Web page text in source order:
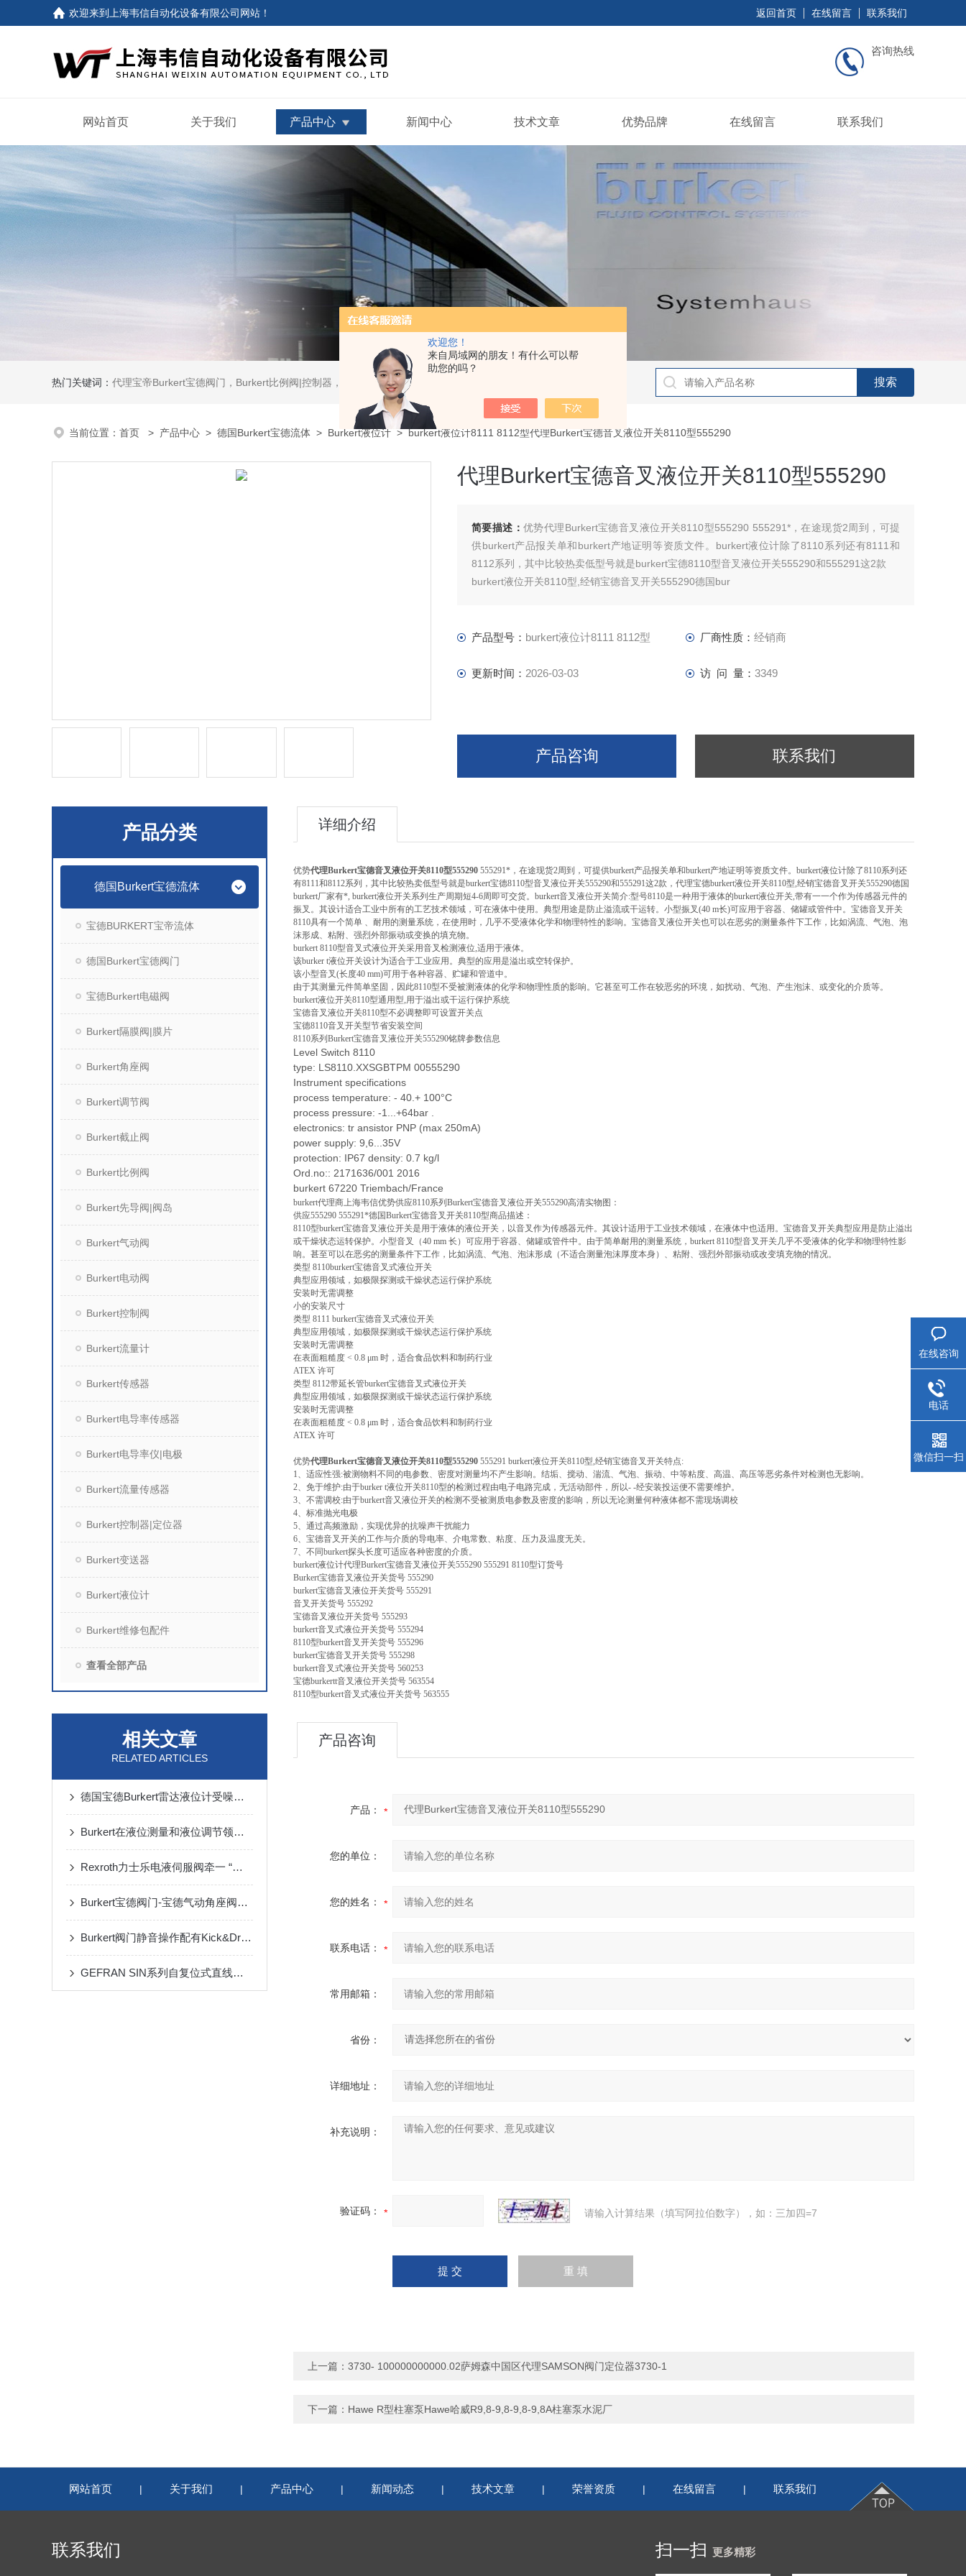
欢迎您！
来自局域网的朋友！有什么可以帮
助您的吗？
欢迎来到 上海韦信自动化设备有限公司网站 ！ 返回首页 在线留言 联系我们
咨询热线
网站首页 关于我们 产品中心 新闻中心 技术文章 优势品牌 在线留言 联系我们
热门关键词： 代理宝帝Burkert宝德阀门，Burkert比例阀|控制器，Burkert流量计，Burkert质量流量控制器，ATOS液压阀，贺德克HYDAC传感器，ASCO电磁阀，ASCO阀门，REXROTH力士乐阀泵，安沃驰Aventics电磁阀|气缸，Samson萨姆森定位器
当前位置： 首页 > 产品中心 > 德国Burkert宝德流体 > Burkert液位计 > burkert液位计8111 8112型代理Burkert宝德音叉液位开关8110型555290
代理Burkert宝德音叉液位开关8110型555290
简要描述：优势代理Burkert宝德音叉液位开关8110型555290 555291*，在途现货2周到，可提
供burkert产品报关单和burkert产地证明等资质文件。burkert液位计除了8110系列还有8111和
8112系列，其中比较热卖低型号就是burkert宝德8110型音叉液位开关555290和555291这2款
burkert液位开关8110型,经销宝德音叉开关555290德国bur
产品型号： burkert液位计8111 8112型 厂商性质： 经销商
更新时间： 2026-03-03 访 问 量： 3349
产品咨询 联系我们
产品分类
德国Burkert宝德流体
宝德BURKERT宝帝流体
德国Burkert宝德阀门
宝德Burkert电磁阀
Burkert隔膜阀|膜片
Burkert角座阀
Burkert调节阀
Burkert截止阀
Burkert比例阀
Burkert先导阀|阀岛
Burkert气动阀
Burkert电动阀
Burkert控制阀
Burkert流量计
Burkert传感器
Burkert电导率传感器
Burkert电导率仪|电极
Burkert流量传感器
Burkert控制器|定位器
Burkert变送器
Burkert液位计
Burkert维修包配件
查看全部产品
相关文章
RELATED ARTICLES
德国宝德Burkert雷达液位计受噪音影响吗？安全性高吗？
Burkert在液位测量和液位调节领域提供*解决方案
Rexroth力士乐电液伺服阀牵一 “阀” 而动全身
Burkert宝德阀门-宝德气动角座阀拆卸步骤及保养
Burkert阀门静音操作配有Kick&Drop 电子元件的阀门
GEFRAN SIN系列自复位式直线位移传感器工业设备的有备之选！
详细介绍
优势代理Burkert宝德音叉液位开关8110型555290 555291*，在途现货2周到，可提供burkert产品报关单和burkert产地证明等资质文件。burkert液位计除了8110系列还
有8111和8112系列，其中比较热卖低型号就是burkert宝德8110型音叉液位开关555290和555291这2款，代理宝德burkert液位开关8110型,经销宝德音叉开关555290德国
burkert厂家有*, burkert液位开关系列生产周期短4-6周即可交货。burkert音叉液位开关简介:型号8110是一种用于液体的burkert液位开关,带有一一个作为传感器元件的
振叉。其设计适合工业中所有的工艺技术领域，可在液体中使用。典型用途是防止溢流或干运转。小型振叉(40 m长)可应用于容器、储罐或管件中。宝德音叉开关
8110具有一个简单 、耐用的测量系统，在使用时，几乎不受液体化学和物理特性的影响。宝德音叉液位开关也可以在恶劣的测量条件下工作，比如涡流、气泡、 泡
沫形成、粘附、强烈外部振动或变换的填充物。
burkert 8110型音叉式液位开关采用音叉检测液位,适用于液体。
该burker t液位开关设计为适合于工业应用。典型的应用是溢出或空转保护。
该小型音叉(长度40 mm)可用于各种容器、贮罐和管道中。
由于其测量元件简单坚固，因此8110型不受被测液体的化学和物理性质的影响。它甚至可工作在较恶劣的环境，如扰动、气泡、产生泡沫、或变化的介质等。
burkert液位开关8110型通用型,用于溢出或干运行保护系统
宝德音叉液位开关8110型不必调整即可设置开关点
宝德8110音叉开关型节省安装空间
8110系列Burkert宝德音叉液位开关555290铭牌参数信息
Level Switch 8110
type: LS8110.XXSGBTPM 00555290
Instrument specifications
process temperature: - 40.+ 100°C
process pressure: -1...+64bar .
electronics: tr ansistor PNP (max 250mA)
power supply: 9,6...35V
protection: IP67 density: 0.7 kg/l
Ord.no:: 2171636/001 2016
burkert 67220 Triembach/France
burkert代理商上海韦信优势供应8110系列Burkert宝德音叉液位开关555290高清实物图：
供应555290 555291*德国Burkert宝德音叉开关8110型商品描述：
8110型burkert宝德音叉液位开关是用于液体的液位开关，以音叉作为传感器元件。其设计适用于工业技术领域，在液体中也适用。宝德音叉开关典型应用是防止溢出
或干燥状态运转保护。小型音叉（40 mm 长）可应用于容器、储罐或管件中。由于简单耐用的测量系统，burkert 8110型音叉开关几乎不受液体的化学和物理特性影
响。甚至可以在恶劣的测量条件下工作，比如涡流、气泡、泡沫形成（不适合测量泡沫厚度本身）、粘附、强烈外部振动或改变填充物的情况。
类型 8110burkert宝德音叉式液位开关
典型应用领域，如极限探测或干燥状态运行保护系统
安装时无需调整
小的安装尺寸
类型 8111 burkert宝德音叉式液位开关
典型应用领域，如极限探测或干燥状态运行保护系统
安装时无需调整
在表面粗糙度 < 0.8 μm 时，适合食品饮料和制药行业
ATEX 许可
类型 8112带延长管burkert宝德音叉式液位开关
典型应用领域，如极限探测或干燥状态运行保护系统
安装时无需调整
在表面粗糙度 < 0.8 μm 时，适合食品饮料和制药行业
ATEX 许可
优势代理Burkert宝德音叉液位开关8110型555290 555291 burkert液位开关8110型,经销宝德音叉开关特点:
1、适应性强:被测物料不同的电参数、密度对测量均不产生影响。结垢、搅动、湍流、气泡、振动、中等粘度、高温、高压等恶劣条件对检测也无影响。
2、免于维护:由于burker t液位开关8110型的检测过程由电子电路完成，无活动部件，所以- -经安装投运便不需要维护。
3、不需调校:由于burkert音又液位开关的检测不受被测质电参数及密度的影响，所以无论测量何种液体都不需现场调校
4、标准抛光电极
5、通过高频激励，实现优异的抗噪声干扰能力
6、宝德音叉开关的工作与介质的导电率、介电常数、粘度、压力及温度无关。
7、不同burkert探头长度可适应各种密度的介质。
burkert液位计代理Burkert宝德音叉液位开关555290 555291 8110型订货号
Burkert宝德音叉液位开关货号 555290
burkert宝德音叉液位开关货号 555291
音叉开关货号 555292
宝德音叉液位开关货号 555293
burkert音叉式液位开关货号 555294
8110型burkert音叉开关货号 555296
burkert宝德音叉开关货号 555298
burkert音叉式液位开关货号 560253
宝德burkertt音叉液位开关货号 563554
8110型burkert音叉式液位开关货号 563555
产品咨询
产品：
您的单位：
您的姓名：
联系电话：
常用邮箱：
省份：
详细地址：
补充说明：
验证码： 请输入计算结果（填写阿拉伯数字），如：三加四=7
上一篇： 3730- 100000000000.02​萨姆森中国区代理SAMSON阀门定位器3730-1
下一篇： Hawe R型柱塞泵Hawe哈威R9,8-9,8-9,8-9,8A柱塞泵水泥厂
网站首页 | 关于我们 | 产品中心 | 新闻动态 | 技术文章 | 荣誉资质 | 在线留言 | 联系我们
联系我们 扫一扫 更多精彩
在线咨询
电话
微信扫一扫